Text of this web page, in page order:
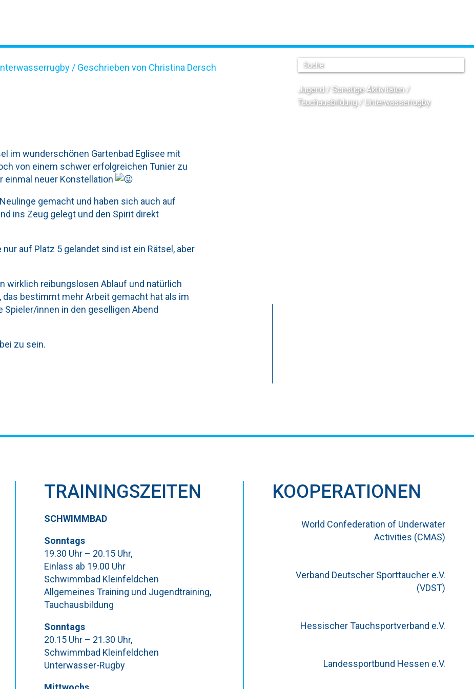
/ Geschrieben von Christina Dersch
im wunderschönen Gartenbad Eglisee mit
von einem schwer erfolgreichen Tunier zu
einmal neuer Konstellation
gemacht und haben sich auch auf
ins Zeug gelegt und den Spirit direkt
auf Platz 5 gelandet sind ist ein Rätsel, aber
wirklich reibungslosen Ablauf und natürlich
bestimmt mehr Arbeit gemacht hat als im
innen in den geselligen Abend
zu sein.
Jugend
Sonstige Aktivitäten
Tauchausbildung
Unterwasserrugby
TRAININGSZEITEN
SCHWIMMBAD
Sonntags
19.30 Uhr – 20.15 Uhr,
Einlass ab 19.00 Uhr
Schwimmbad Kleinfeldchen
Allgemeines Training und Jugendtraining,
Tauchausbildung
Sonntags
20.15 Uhr – 21.30 Uhr,
Schwimmbad Kleinfeldchen
Unterwasser-Rugby
KOOPERATIONEN
World Confederation of Underwater
Activities (CMAS)
Verband Deutscher Sporttaucher e.V.
(VDST)
Hessischer Tauchsportverband e.V.
Landessportbund Hessen e.V.